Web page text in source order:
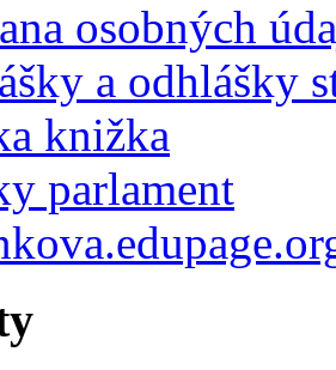
osobných
a odhlášky
knižka
parlament